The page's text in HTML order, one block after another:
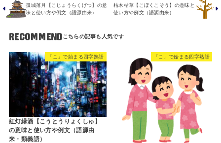
孤城落月【こじょうらくげつ】の意
味と使い方や例文（語源由来）
枯木枯草【こぼくこそう】の意味と
使い方や例文（語源由来）
RECOMMEND
「こ」で始まる四字熟語
紅灯緑酒【こうとうりょくしゅ】
の意味と使い方や例文（語源由
来・類義語）
「こ」で始まる四字熟語